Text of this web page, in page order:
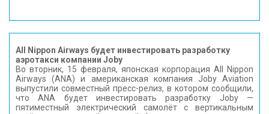
All Nippon Airways будет инвестировать разработку
аэротакси компании Joby
Во вторник, 15 февраля, японская корпорация All Nippon
Airways (ANA) и американская компания Joby Aviation
выпустили совместный пресс-релиз, в котором сообщили,
что ANA будет инвестировать разработку Joby —
пятиместный электрический самолёт с вертикальным